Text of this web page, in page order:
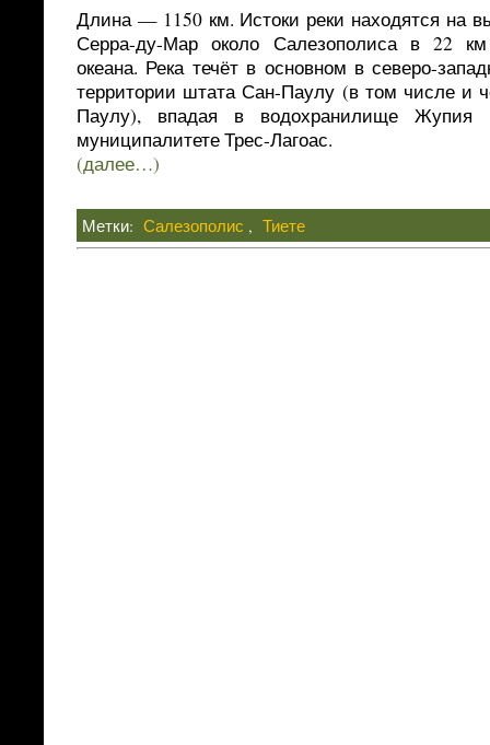
Длина — 1150 км. Истоки реки находятся на
Серра-ду-Мар около Салезополиса в 22 км
океана. Река течёт в основном в северо-
территории штата Сан-Паулу (в том числе и
Паулу), впадая в водохранилище
муниципалитете Трес-Лагоас.
(далее…)
Метки: Салезополис , Тиете